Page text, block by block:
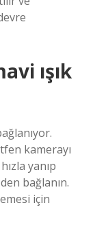
ışık
kamerayı
yanıp
bağlanın.
için